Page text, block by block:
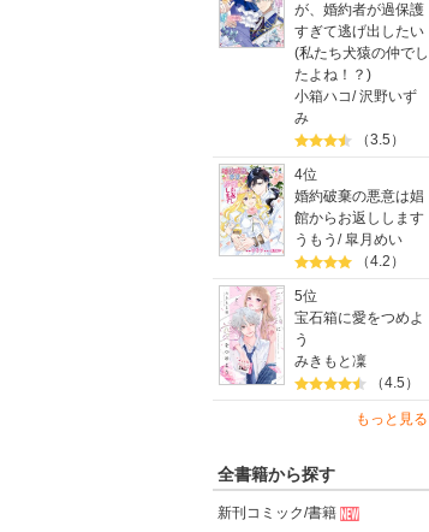
が、婚約者が過保護
すぎて逃げ出したい
(私たち犬猿の仲でし
たよね！？)
小箱ハコ/沢野いず
み
（3.5）
4位
婚約破棄の悪意は娼
館からお返しします
うもう /皐月めい
（4.2）
5位
宝石箱に愛をつめよ
う
みきもと凜
（4.5）
もっと見る
全書籍から探す
新刊コミック/書籍